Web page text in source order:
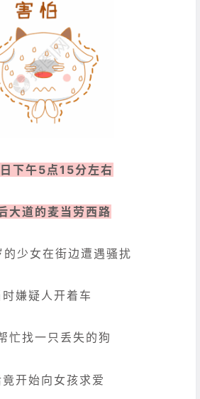
下午5点15分左右
大道的麦当劳西路
少女在街边遭遇骚扰
时嫌疑人开着车
忙找一只丢失的狗
竟开始向女孩求爱